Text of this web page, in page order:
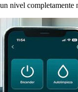
un nivel completamente